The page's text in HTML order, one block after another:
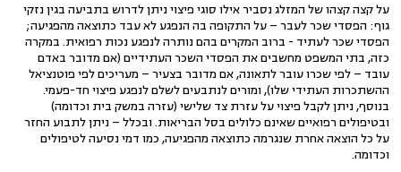
על קצה קצהו של המזלג נסביר אילו סוגי פיצוי ניתן לדרוש בתביעה בגין נזקי
גוף: הפסדי שכר לעבר – על התקופה בה הנפגע לא עבד כתוצאה מהפגיעה;
הפסדי שכר לעתיד - ברוב המקרים בהם נותרה לנפגע נכות רפואית. במקרה
כזה, בתי המשפט מחשבים את הפסדי השכר העתידיים (אם מדובר באדם
עובד – לפי שכרו עובר לתאונה, אם מדובר בצעיר – מעריכים לפי פוטנציאל
ההשתכרות העתידי שלו), ומורים לנתבעים לשלם לנפגע פיצוי חד-פעמי.
בנוסף, ניתן לקבל פיצוי על עזרת צד שלישי (עזרה במשק בית וכדומה)
ובטיפולים רפואיים שאינם כלולים בסל הבריאות. ובכלל – ניתן לתבוע החזר
על כל הוצאה אחרת שנגרמה כתוצאה מהפגיעה, כמו דמי נסיעה לטיפולים
וכדומה.